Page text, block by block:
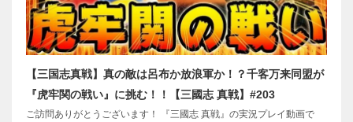
【三国志真戦】真の敵は呂布か放浪軍か！？千客万来同盟が
『虎牢関の戦い』に挑む！！【三國志 真戦】#203
ご訪問ありがとうございます！ 『三國志 真戦』の実況プレイ動画で